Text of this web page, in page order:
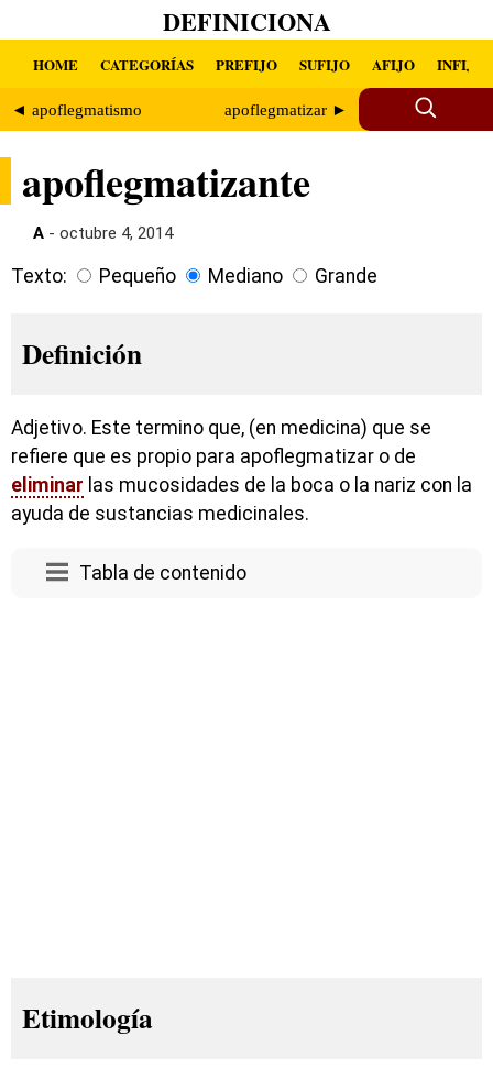
DEFINICIONA
HOME CATEGORÍAS PREFIJO SUFIJO AFIJO INFIJO
◄ apoflegmatismo apoflegmatizar ►
apoflegmatizante
A - octubre 4, 2014
Texto: Pequeño Mediano Grande
Definición
Adjetivo. Este termino que, (en medicina) que se
refiere que es propio para apoflegmatizar o de
eliminar las mucosidades de la boca o la nariz con la
ayuda de sustancias medicinales.
Tabla de contenido
Etimología